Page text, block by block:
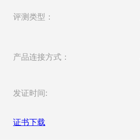
评测类型：
产品连接方式：
发证时间:
证书下载